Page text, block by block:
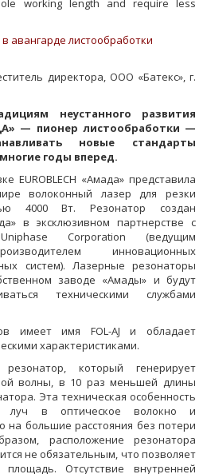
авангарде листообработки
директора, ООО «Батекс», г.
неустанного развития
— пионер листообработки —
новые стандарты
годы вперед.
EUROBLECH «Амада» представила
волоконный лазер для резки
4000 Вт. Резонатор создан
в эксклюзивном партнерстве с
Corporation (ведущим
инновационных
систем). Лазерные резонаторы
заводе «Амады» и будут
техническими службами
имеет имя FOL-AJ и обладает
характеристиками.
который генерирует
волны, в 10 раз меньшей длины
Эта техническая особенность
луч в оптическое волокно и
на большие расстояния без потери
расположение резонатора
не обязательным, что позволяет
Отсутствие внутренней